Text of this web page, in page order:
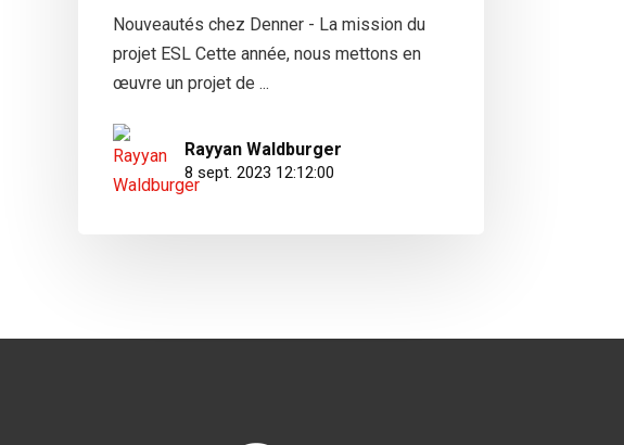
Nouveautés chez Denner - La mission du
projet ESL Cette année, nous mettons en
œuvre un projet de ...
Rayyan Waldburger
8 sept. 2023 12:12:00